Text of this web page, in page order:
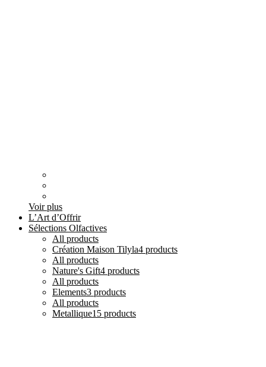
Voir plus
L’Art d’Offrir
Sélections Olfactives
All products
Création Maison Tilyla4 products
All products
Nature's Gift4 products
All products
Elements3 products
All products
Metallique15 products